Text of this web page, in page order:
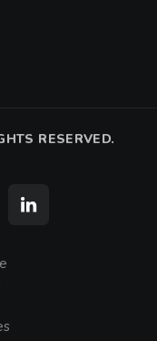
RESERVED.